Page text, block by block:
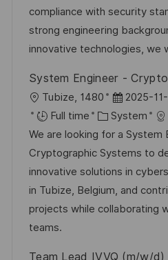
i
o
n
d
D
a
e
g
o
r
compliance with security
strong engineering
innovative technologies, we
System Engineer -
L
o
c
a
t
i
o
n
Tubize, 1480
P
o
s
t
e
d
D
2025-
Full time
C
a
t
e
g
o
System
We are looking for a System
Cryptographic Systems to
innovative solutions in
in Tubize, Belgium, and
projects while collaborating
teams.
Team Lead IVVQ (m/w/d)